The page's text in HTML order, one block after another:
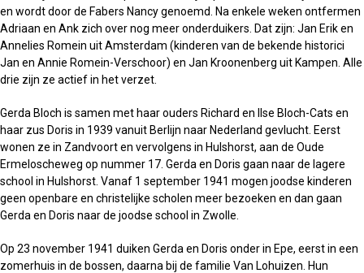
en wordt door de Fabers Nancy genoemd. Na enkele weken ontfermen
Adriaan en Ank zich over nog meer onderduikers. Dat zijn: Jan Erik en
Annelies Romein uit Amsterdam (kinderen van de bekende historici
Jan en Annie Romein-Verschoor) en Jan Kroonenberg uit Kampen. Alle
drie zijn ze actief in het verzet.
Gerda Bloch is samen met haar ouders Richard en Ilse Bloch-Cats en
haar zus Doris in 1939 vanuit Berlijn naar Nederland gevlucht. Eerst
wonen ze in Zandvoort en vervolgens in Hulshorst, aan de Oude
Ermeloscheweg op nummer 17. Gerda en Doris gaan naar de lagere
school in Hulshorst. Vanaf 1 september 1941 mogen joodse kinderen
geen openbare en christelijke scholen meer bezoeken en dan gaan
Gerda en Doris naar de joodse school in Zwolle.
Op 23 november 1941 duiken Gerda en Doris onder in Epe, eerst in een
zomerhuis in de bossen, daarna bij de familie Van Lohuizen. Hun